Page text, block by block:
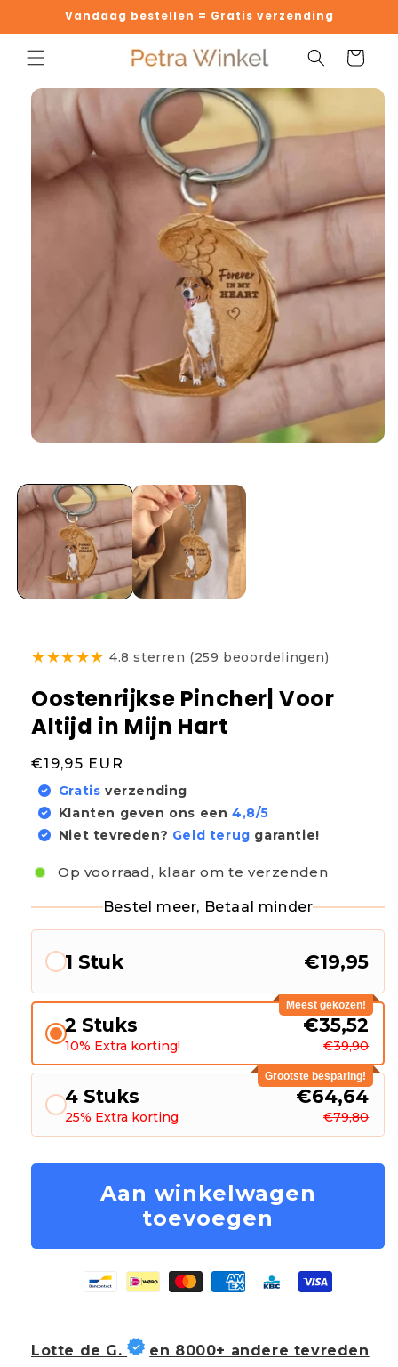
naar de
content
Vandaag bestellen = Gratis verzending
direct naar
★★★★★ 4.8 sterren (259 beoordelingen)
Oostenrijkse Pincher| Voor
Altijd in Mijn Hart
Normale
prijs
€19,95 EUR
Gratis verzending
Klanten geven ons een 4,8/5
Niet tevreden? Geld terug garantie!
Op voorraad, klaar om te verzenden
Bestel meer, Betaal minder
1 Stuk €19,95
Meest gekozen!
2 Stuks
10% Extra korting!
€35,52
€39,90
Grootste besparing!
4 Stuks
25% Extra korting
€64,64
€79,80
Aan winkelwagen
toevoegen
Lotte de G.
en 8000+ andere tevreden